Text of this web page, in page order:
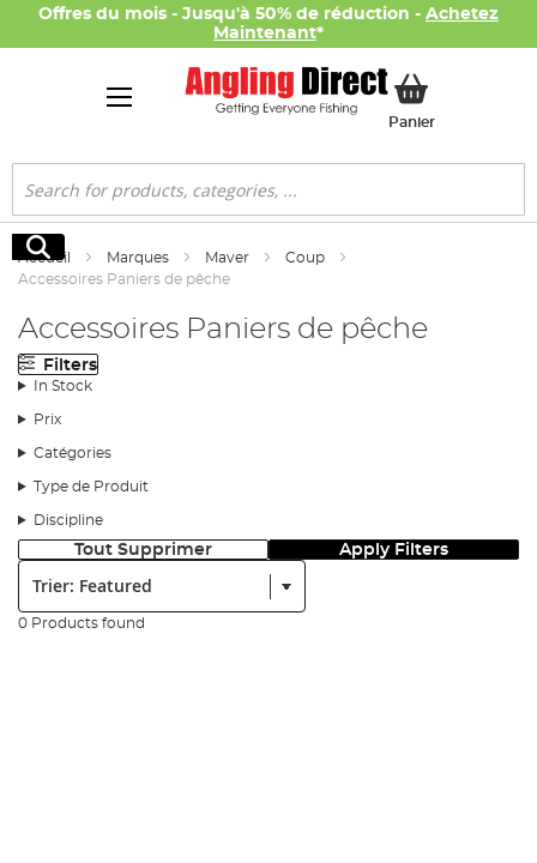
Offres du mois - Jusqu'à 50% de réduction - Achetez
Maintenant*
PanierMon panier
Rechercher
Rechercher
Accueil Marques Maver
Coup
Accessoires Paniers de pêche
Accessoires Paniers de pêche
Filters
In Stock
Prix
Catégories
Type de Produit
Discipline
Tout Supprimer Apply Filters
0 Products found